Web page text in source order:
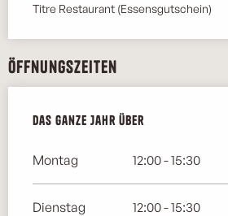
Titre Restaurant (Essensgutschein)
Öffnungszeiten
Das ganze Jahr über
Das ganze Jahr über
Montag 12:00 - 15:30
Dienstag 12:00 - 15:30